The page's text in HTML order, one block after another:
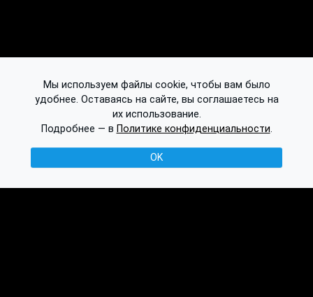
Мы используем файлы cookie, чтобы вам было
удобнее. Оставаясь на сайте, вы соглашаетесь на
их использование.
Подробнее — в Политике конфиденциальности.
OK